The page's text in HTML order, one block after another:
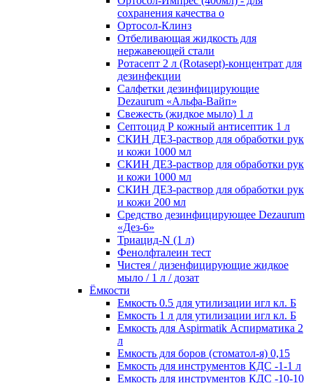
сохранения качества о
Ортосол-Клинз
Отбеливающая жидкость для
нержавеющей стали
Ротасепт 2 л (Rotasept)-концентрат для
дезинфекции
Салфетки дезинфицирующие
Dezaurum «Альфа-Вайп»
Свежесть (жидкое мыло) 1 л
Септоцид Р кожный антисептик 1 л
СКИН ДЕЗ-раствор для обработки рук
и кожи 1000 мл
СКИН ДЕЗ-раствор для обработки рук
и кожи 1000 мл
СКИН ДЕЗ-раствор для обработки рук
и кожи 200 мл
Средство дезинфицирующее Dezaurum
«Дез-6»
Триацид-N (1 л)
Фенолфталеин тест
Чистея / дизенфицирующие жидкое
мыло / 1 л / дозат
Ёмкости
Емкость 0.5 для утилизации игл кл. Б
Емкость 1 л для утилизации игл кл. Б
Емкость для Aspirmatik Аспирматика 2
л
Емкость для боров (стоматол-я) 0,15
Емкость для инструментов КДС -1-1 л
Емкость для инструментов КДС -10-10